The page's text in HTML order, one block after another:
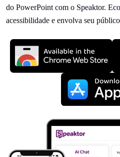
do PowerPoint com o Speaktor.
acessibilidade e envolva seu